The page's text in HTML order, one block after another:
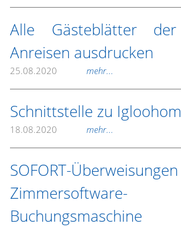
Alle Gästeblätter
Anreisen ausdrucken
25.08.2020 mehr...
Schnittstelle zu
18.08.2020 mehr...
SOFORT-
Zimmersoftware-
Buchungsmaschine